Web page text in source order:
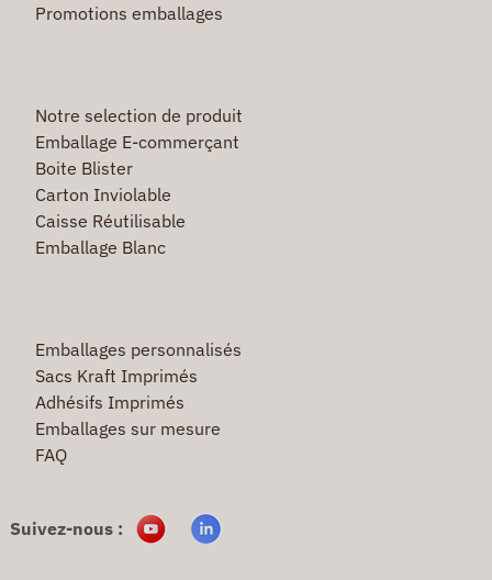
Promotions emballages
Notre selection de produit
Emballage E-commerçant
Boite Blister
Carton Inviolable
Caisse Réutilisable
Emballage Blanc
Emballages personnalisés
Sacs Kraft Imprimés
Adhésifs Imprimés
Emballages sur mesure
FAQ
Suivez-nous :